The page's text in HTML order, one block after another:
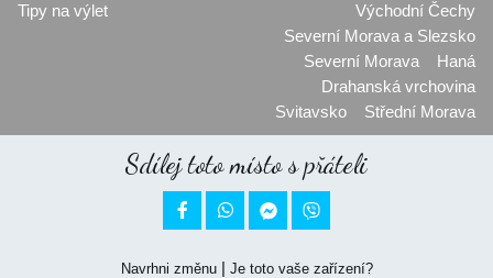
Tipy na výlet
Východní Čechy
Severní Morava a Slezsko
Severní Morava
Haná
Drahanská vrchovina
Svitavsko
Střední Morava
Sdílej toto místo s přáteli
 
Navrhni změnu| Je toto vaše zařízení?